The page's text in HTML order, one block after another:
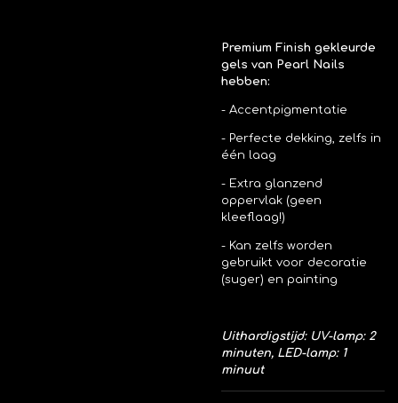
Premium Finish gekleurde
gels van Pearl Nails
hebben:
- Accentpigmentatie
- Perfecte dekking, zelfs in
één laag
- Extra glanzend
oppervlak (geen
kleeflaag!)
- Kan zelfs worden
gebruikt voor decoratie
(suger) en painting
Uithardigstijd: UV-lamp: 2
minuten, LED-lamp: 1
minuut